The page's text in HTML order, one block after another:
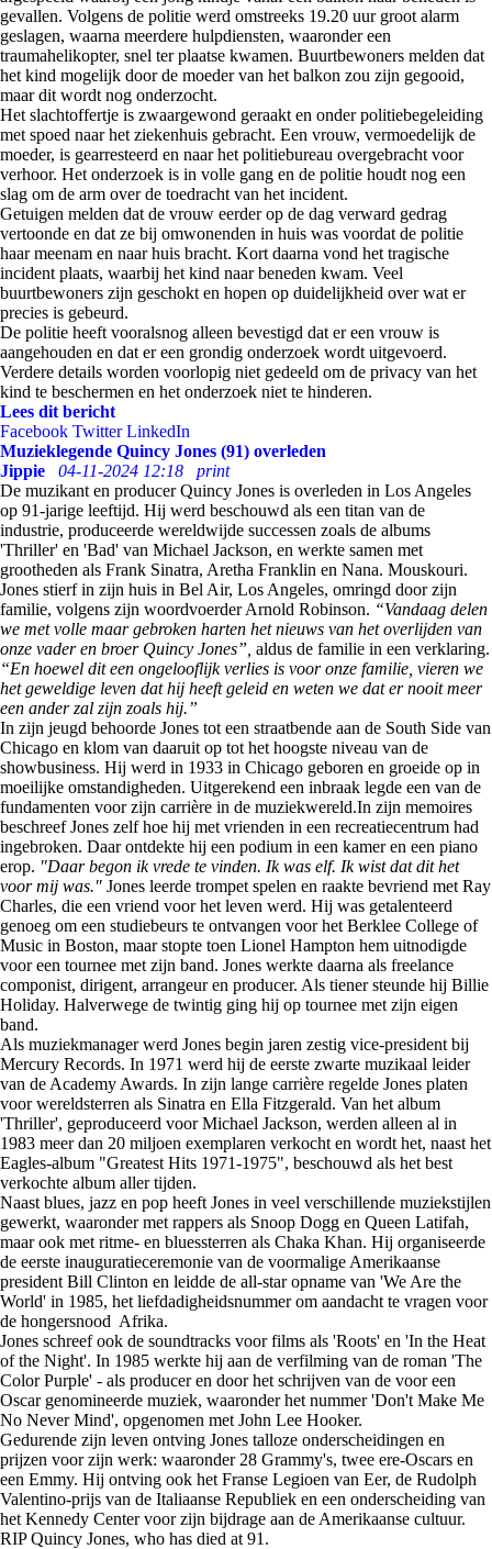
gevallen. Volgens de politie werd omstreeks 19.20 uur groot alarm
geslagen, waarna meerdere hulpdiensten, waaronder een
traumahelikopter, snel ter plaatse kwamen. Buurtbewoners melden dat
het kind mogelijk door de moeder van het balkon zou zijn gegooid,
maar dit wordt nog onderzocht.
Het slachtoffertje is zwaargewond geraakt en onder politiebegeleiding
met spoed naar het ziekenhuis gebracht. Een vrouw, vermoedelijk de
moeder, is gearresteerd en naar het politiebureau overgebracht voor
verhoor. Het onderzoek is in volle gang en de politie houdt nog een
slag om de arm over de toedracht van het incident.
Getuigen melden dat de vrouw eerder op de dag verward gedrag
vertoonde en dat ze bij omwonenden in huis was voordat de politie
haar meenam en naar huis bracht. Kort daarna vond het tragische
incident plaats, waarbij het kind naar beneden kwam. Veel
buurtbewoners zijn geschokt en hopen op duidelijkheid over wat er
precies is gebeurd.
De politie heeft vooralsnog alleen bevestigd dat er een vrouw is
aangehouden en dat er een grondig onderzoek wordt uitgevoerd.
Verdere details worden voorlopig niet gedeeld om de privacy van het
kind te beschermen en het onderzoek niet te hinderen.
Lees dit bericht
Facebook Twitter LinkedIn
Muzieklegende Quincy Jones (91) overleden
Jippie
04-11-2024 12:18
print
De muzikant en producer Quincy Jones is overleden in Los Angeles
op 91-jarige leeftijd. Hij werd beschouwd als een titan van de
industrie, produceerde wereldwijde successen zoals de albums
'Thriller' en 'Bad' van Michael Jackson, en werkte samen met
grootheden als Frank Sinatra, Aretha Franklin en Nana. Mouskouri.
Jones stierf in zijn huis in Bel Air, Los Angeles, omringd door zijn
familie, volgens zijn woordvoerder Arnold Robinson. “Vandaag delen
we met volle maar gebroken harten het nieuws van het overlijden van
onze vader en broer Quincy Jones”, aldus de familie in een verklaring.
“En hoewel dit een ongelooflijk verlies is voor onze familie, vieren we
het geweldige leven dat hij heeft geleid en weten we dat er nooit meer
een ander zal zijn zoals hij.”
In zijn jeugd behoorde Jones tot een straatbende aan de South Side van
Chicago en klom van daaruit op tot het hoogste niveau van de
showbusiness. Hij werd in 1933 in Chicago geboren en groeide op in
moeilijke omstandigheden. Uitgerekend een inbraak legde een van de
fundamenten voor zijn carrière in de muziekwereld.In zijn memoires
beschreef Jones zelf hoe hij met vrienden in een recreatiecentrum had
ingebroken. Daar ontdekte hij een podium in een kamer en een piano
erop. "Daar begon ik vrede te vinden. Ik was elf. Ik wist dat dit het
voor mij was." Jones leerde trompet spelen en raakte bevriend met Ray
Charles, die een vriend voor het leven werd. Hij was getalenteerd
genoeg om een studiebeurs te ontvangen voor het Berklee College of
Music in Boston, maar stopte toen Lionel Hampton hem uitnodigde
voor een tournee met zijn band. Jones werkte daarna als freelance
componist, dirigent, arrangeur en producer. Als tiener steunde hij Billie
Holiday. Halverwege de twintig ging hij op tournee met zijn eigen
band.
Als muziekmanager werd Jones begin jaren zestig vice-president bij
Mercury Records. In 1971 werd hij de eerste zwarte muzikaal leider
van de Academy Awards. In zijn lange carrière regelde Jones platen
voor wereldsterren als Sinatra en Ella Fitzgerald. Van het album
'Thriller', geproduceerd voor Michael Jackson, werden alleen al in
1983 meer dan 20 miljoen exemplaren verkocht en wordt het, naast het
Eagles-album "Greatest Hits 1971-1975", beschouwd als het best
verkochte album aller tijden.
Naast blues, jazz en pop heeft Jones in veel verschillende muziekstijlen
gewerkt, waaronder met rappers als Snoop Dogg en Queen Latifah,
maar ook met ritme- en bluessterren als Chaka Khan. Hij organiseerde
de eerste inauguratieceremonie van de voormalige Amerikaanse
president Bill Clinton en leidde de all-star opname van 'We Are the
World' in 1985, het liefdadigheidsnummer om aandacht te vragen voor
de hongersnood Afrika.
Jones schreef ook de soundtracks voor films als 'Roots' en 'In the Heat
of the Night'. In 1985 werkte hij aan de verfilming van de roman 'The
Color Purple' - als producer en door het schrijven van de voor een
Oscar genomineerde muziek, waaronder het nummer 'Don't Make Me
No Never Mind', opgenomen met John Lee Hooker.
Gedurende zijn leven ontving Jones talloze onderscheidingen en
prijzen voor zijn werk: waaronder 28 Grammy's, twee ere-Oscars en
een Emmy. Hij ontving ook het Franse Legioen van Eer, de Rudolph
Valentino-prijs van de Italiaanse Republiek en een onderscheiding van
het Kennedy Center voor zijn bijdrage aan de Amerikaanse cultuur.
RIP Quincy Jones, who has died at 91.